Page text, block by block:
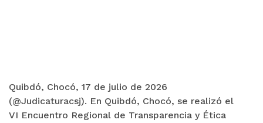
Quibdó, Chocó, 17 de julio de 2026
(@Judicaturacsj). En Quibdó, Chocó, se realizó el
VI Encuentro Regional de Transparencia y Ética